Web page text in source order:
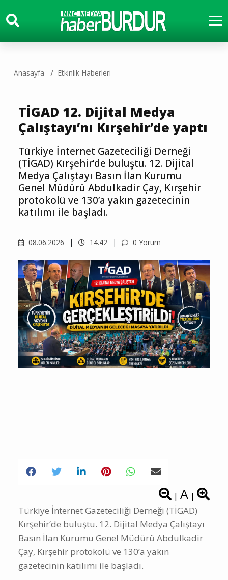
Anasayfa Etkinlik Haberleri
TİGAD 12. Dijital Medya
Çalıştayı’nı Kırşehir’de yaptı
Türkiye İnternet Gazeteciliği Derneği
(TİGAD) Kırşehir’de buluştu. 12. Dijital
Medya Çalıştayı Basın İlan Kurumu
Genel Müdürü Abdulkadir Çay, Kırşehir
protokolü ve 130’a yakın gazetecinin
katılımı ile başladı.
08.06.2026 14.42 0 Yorum
| A |
Türkiye İnternet Gazeteciliği Derneği (TİGAD)
Kırşehir’de buluştu. 12. Dijital Medya Çalıştayı
Basın İlan Kurumu Genel Müdürü Abdulkadir
Çay, Kırşehir protokolü ve 130’a yakın
gazetecinin katılımı ile başladı.